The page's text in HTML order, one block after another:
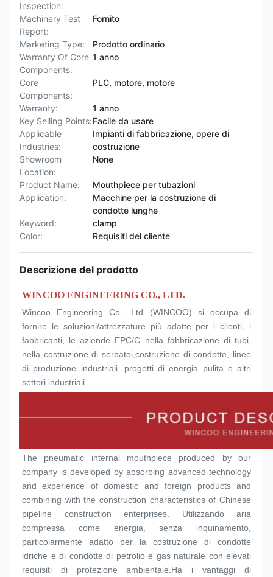
Inspection:
Machinery Test
Report:
Fornito
Marketing Type:
Prodotto ordinario
Warranty Of Core
Components:
1 anno
Core
Components:
PLC, motore, motore
Warranty:
1 anno
Key Selling Points:Facile da usare
Applicable
Industries:
Impianti di fabbricazione, opere di
costruzione
Showroom
Location:
None
Product Name:
Mouthpiece per tubazioni
Application:
Macchine per la costruzione di
condotte lunghe
Keyword:
clamp
Color:
Requisiti del cliente
Descrizione del prodotto
WINCOO ENGINEERING CO., LTD.
Wincoo Engineering Co., Ltd (WINCOO) si occupa di
fornire le soluzioni/attrezzature più adatte per i clienti, i
fabbricanti, le aziende EPC/C nella fabbricazione di tubi,
nella costruzione di serbatoi,costruzione di condotte, linee
di produzione industriali, progetti di energia pulita e altri
settori industriali.
The pneumatic internal mouthpiece produced by our
company is developed by absorbing advanced technology
and experience of domestic and foreign products and
combining with the construction characteristics of Chinese
pipeline construction enterprises. Utilizzando aria
compressa come energia, senza inquinamento,
particolarmente adatto per la costruzione di condotte
idriche e di condotte di petrolio e gas naturale con elevati
requisiti di protezione ambientale.Ha i vantaggi di